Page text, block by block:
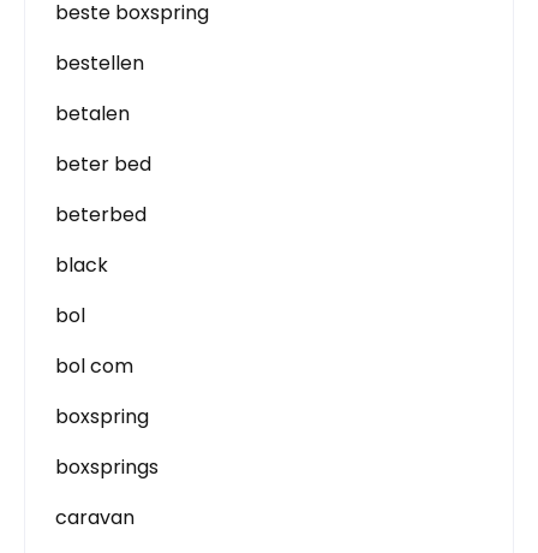
beste boxspring
bestellen
betalen
beter bed
beterbed
black
bol
bol com
boxspring
boxsprings
caravan